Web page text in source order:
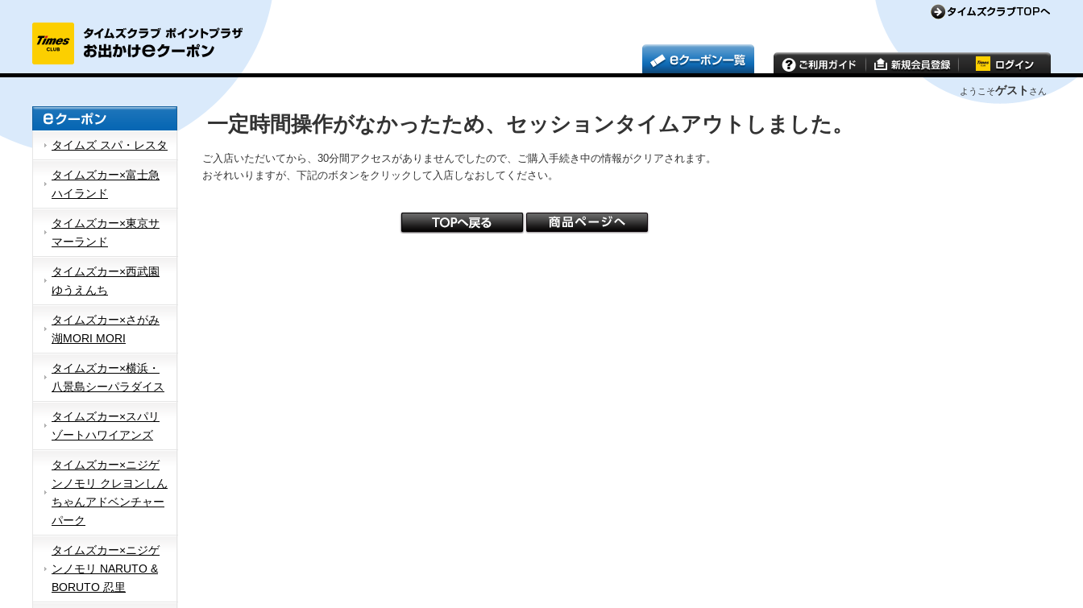
ようこそゲスト さん
タイムズ スパ・レスタ
タイムズカー×富士急
ハイランド
タイムズカー×東京サ
マーランド
タイムズカー×西武園
ゆうえんち
タイムズカー×さがみ
湖MORI MORI
タイムズカー×横浜・
八景島シーパラダイス
タイムズカー×スパリ
ゾートハワイアンズ
タイムズカー×ニジゲ
ンノモリ クレヨンしん
ちゃんアドベンチャー
パーク
タイムズカー×ニジゲ
ンノモリ NARUTO &
BORUTO 忍里
一定時間操作がなかったため、セッションタイムアウトしました。
ご入店いただいてから、30分間アクセスがありませんでしたので、ご購入手続き中の情報がクリアされます。
おそれいりますが、下記のボタンをクリックして入店しなおしてください。